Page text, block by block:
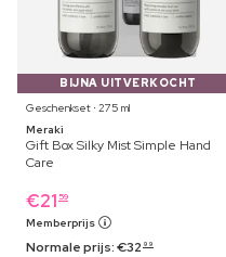
BIJNA UITVERKOCHT
Geschenkset ⋅ 275 ml
Meraki
Gift Box Silky Mist Simple Hand
Care
€21 59
Memberprijs
Normale prijs:€32 99